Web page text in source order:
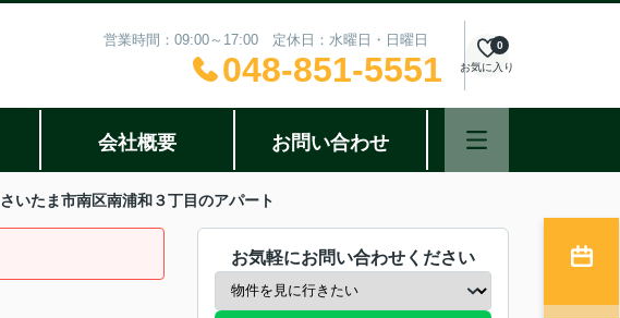
営業時間：09:00～17:00 定休日：水曜日・日曜日
048-851-5551 お気に入り
0
会社概要 お問い合わせ
さいたま市南区南浦和３丁目のアパート
お気軽にお問い合わせください